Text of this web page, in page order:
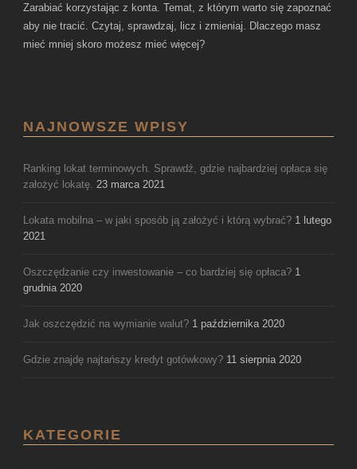
Zarabiać korzystając z konta. Temat, z którym warto się zapoznać
aby nie tracić. Czytaj, sprawdzaj, licz i zmieniaj. Dlaczego masz
mieć mniej skoro możesz mieć więcej?
NAJNOWSZE WPISY
Ranking lokat terminowych. Sprawdź, gdzie najbardziej opłaca się
założyć lokatę. 23 marca 2021
Lokata mobilna – w jaki sposób ją założyć i którą wybrać? 1 lutego
2021
Oszczędzanie czy inwestowanie – co bardziej się opłaca? 1
grudnia 2020
Jak oszczędzić na wymianie walut? 1 października 2020
Gdzie znajdę najtańszy kredyt gotówkowy? 11 sierpnia 2020
KATEGORIE